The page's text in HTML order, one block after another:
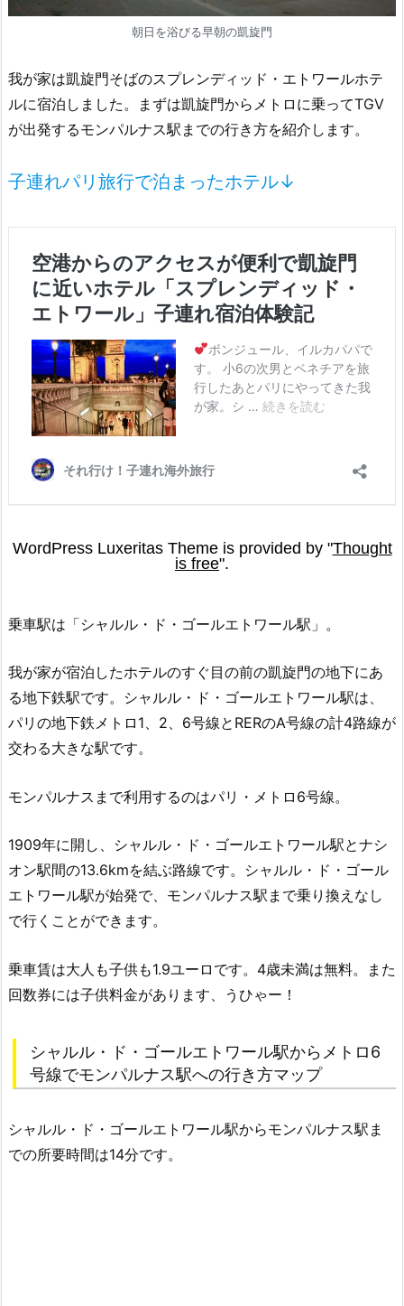
朝日を浴びる早朝の凱旋門
我が家は凱旋門そばのスプレンディッド・エトワールホテ
ルに宿泊しました。まずは凱旋門からメトロに乗ってTGV
が出発するモンパルナス駅までの行き方を紹介します。
子連れパリ旅行で泊まったホテル↓
乗車駅は「シャルル・ド・ゴールエトワール駅」。
我が家が宿泊したホテルのすぐ目の前の凱旋門の地下にあ
る地下鉄駅です。シャルル・ド・ゴールエトワール駅は、
パリの地下鉄メトロ1、2、6号線とRERのA号線の計4路線が
交わる大きな駅です。
モンパルナスまで利用するのはパリ・メトロ6号線。
1909年に開し、シャルル・ド・ゴールエトワール駅とナシ
オン駅間の13.6kmを結ぶ路線です。シャルル・ド・ゴール
エトワール駅が始発で、モンパルナス駅まで乗り換えなし
で行くことができます。
乗車賃は大人も子供も1.9ユーロです。4歳未満は無料。また
回数券には子供料金があります、うひゃー！
シャルル・ド・ゴールエトワール駅からメトロ6
号線でモンパルナス駅への行き方マップ
シャルル・ド・ゴールエトワール駅からモンパルナス駅ま
での所要時間は14分です。